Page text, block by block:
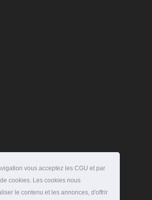
vous acceptez les CGU et par
cookies. Les cookies nous
le contenu et les annonces, d'offrir